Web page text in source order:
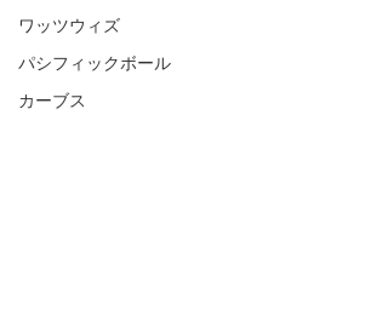
ワッツウィズ
パシフィックボール
カーブス